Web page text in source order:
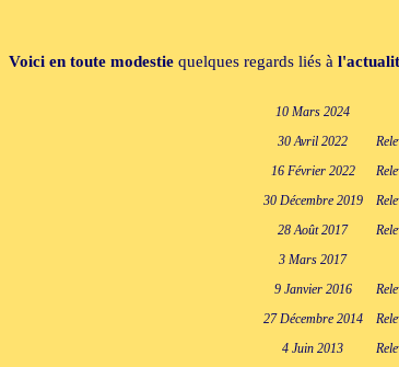
Voici en toute modestie quelques regards liés à
10 Mars 2024
30 Avril 2022
16 Février 2022
30 Décembre 2019
28 Août 2017
3 Mars 2017
9 Janvier 2016
27 Décembre 2014
4 Juin 2013